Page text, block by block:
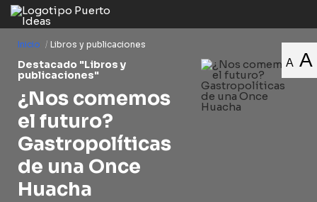
A A
Inicio / Libros y publicaciones
Destacado "Libros y
publicaciones"
¿Nos comemos
el futuro?
Gastropolíticas
de una Once
Huacha